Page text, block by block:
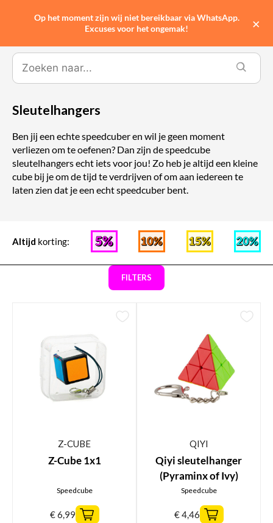
Sleutelhangers
Ben jij een echte speedcuber en wil je geen moment
verliezen om te oefenen? Dan zijn de speedcube
sleutelhangers echt iets voor jou! Zo heb je altijd een kleine
cube bij je om de tijd te verdrijven of om aan iedereen te
laten zien dat je een echt speedcuber bent.
Altijd korting:
FILTERS
Z-CUBE
Z-Cube 1x1
Speedcube
€6,99
QIYI
Qiyi sleutelhanger
(Pyraminx of Ivy)
Speedcube
€4,46
Op het moment zijn wij niet bereikbaar via WhatsApp.
Excuses voor het ongemak!
×